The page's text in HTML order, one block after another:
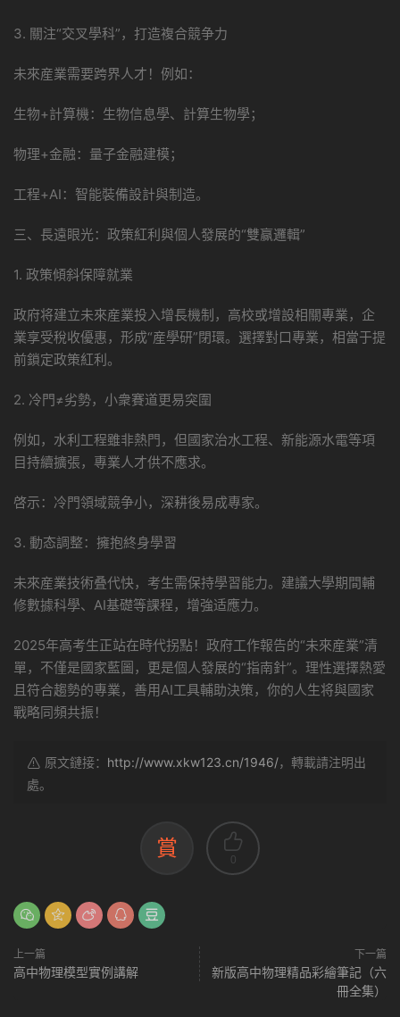
3. 關注“交叉學科”，打造複合競争力
未來産業需要跨界人才！例如：
生物+計算機：生物信息學、計算生物學；
物理+金融：量子金融建模；
工程+AI：智能裝備設計與制造。
三、長遠眼光：政策紅利與個人發展的“雙赢邏輯”
1. 政策傾斜保障就業
政府将建立未來産業投入增長機制，高校或增設相關專業，企
業享受稅收優惠，形成“産學研”閉環。選擇對口專業，相當于提
前鎖定政策紅利。
2. 冷門≠劣勢，小衆賽道更易突圍
例如，水利工程雖非熱門，但國家治水工程、新能源水電等項
目持續擴張，專業人才供不應求。
啓示：冷門領域競争小，深耕後易成專家。
3. 動态調整：擁抱終身學習
未來産業技術叠代快，考生需保持學習能力。建議大學期間輔
修數據科學、AI基礎等課程，增強适應力。
2025年高考生正站在時代拐點！政府工作報告的“未來産業”清
單，不僅是國家藍圖，更是個人發展的“指南針”。理性選擇熱愛
且符合趨勢的專業，善用AI工具輔助決策，你的人生将與國家
戰略同頻共振！
原文鏈接： http://www.xkw123.cn/1946/，轉載請注明出
處。
賞 0
上一篇
高中物理模型實例講解
下一篇
新版高中物理精品彩繪筆記（六
冊全集）